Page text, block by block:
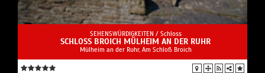
SEHENSWÜRDIGKEITEN / Schloss
SCHLOSS BROICH MÜLHEIM AN DER RUHR
Mülheim an der Ruhr, Am Schloß Broich